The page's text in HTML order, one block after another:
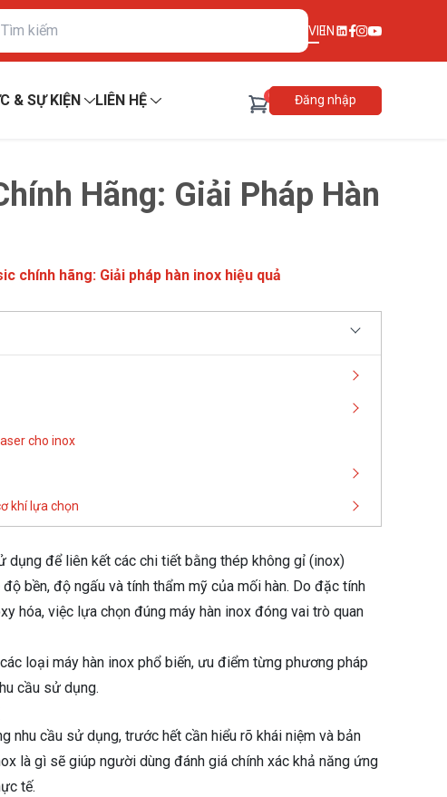
VIEN
& SỰ KIỆN LIÊN HỆ 0 Đăng nhập
Hãng: Giải Pháp Hàn
chính hãng: Giải pháp hàn inox hiệu quả
cho inox
khí lựa chọn
dụng để liên kết các chi tiết bằng thép không gỉ (inox)
bền, độ ngấu và tính thẩm mỹ của mối hàn. Do đặc tính
hóa, việc lựa chọn đúng máy hàn inox đóng vai trò quan
loại máy hàn inox phổ biến, ưu điểm từng phương pháp
cầu sử dụng.
nhu cầu sử dụng, trước hết cần hiểu rõ khái niệm và bản
là gì sẽ giúp người dùng đánh giá chính xác khả năng ứng
tế.